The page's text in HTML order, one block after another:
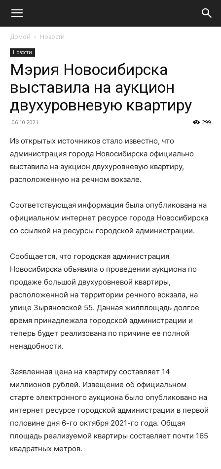
Домой Новости
Новости
Мэрия Новосибирска
выставила на аукцион
двухуровневую квартиру
06.10.2021 299
Из открытых источников стало известно, что
администрация города Новосибирска официально
выставила на аукцион двухуровневую квартиру,
расположенную на речном вокзале.
Соответствующая информация была опубликована на
официальном интернет ресурсе города Новосибирска
со ссылкой на ресурсы городской администрации.
Сообщается, что городская администрация
Новосибирска объявила о проведении аукциона по
продаже большой двухуровневой квартиры,
расположенной на территории речного вокзала, на
улице Зыряновской 55. Данная жилплощадь долгое
время принадлежала городской администрации и
теперь будет реализована по причине ее полной
ненадобности.
Заявленная цена на квартиру составляет 14
миллионов рублей. Извещение об официальном
старте электронного аукциона было опубликовано на
интернет ресурсе городской администрации в первой
половине дня 6-го октября 2021-го года. Общая
площадь реализуемой квартиры составляет почти 165
квадратных метров.